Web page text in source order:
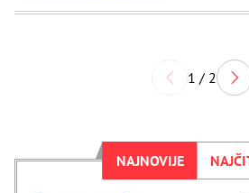
1 / 2
NAJNOVIJE